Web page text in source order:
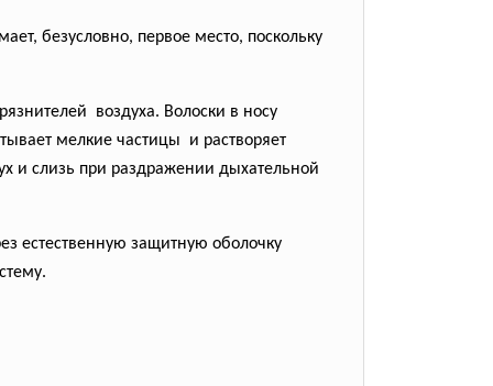
безусловно, первое место, поскольку
воздуха. Волоски в носу
мелкие частицы и растворяет
и слизь при раздражении дыхательной
естественную защитную оболочку